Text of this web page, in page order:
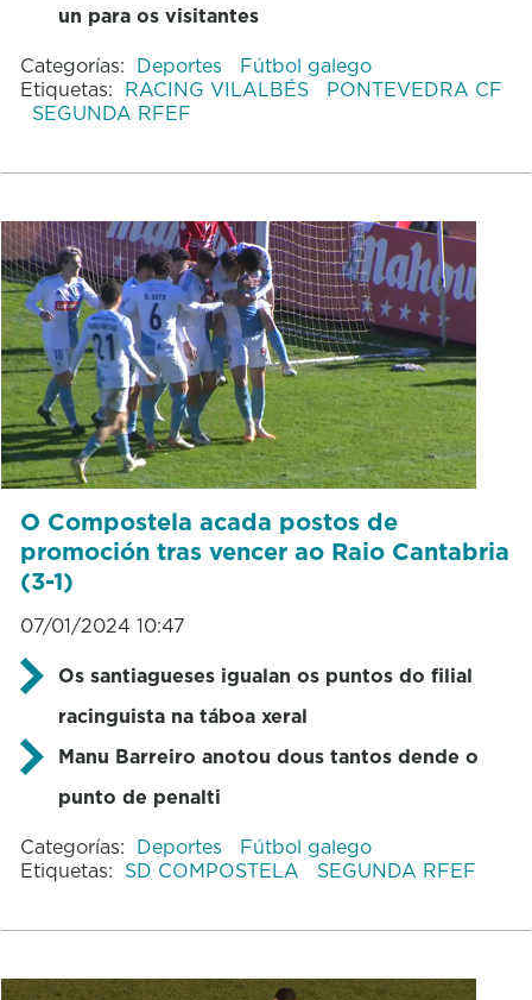
un para os visitantes
Categorías: Deportes
Fútbol galego
Etiquetas: RACING VILALBÉS
PONTEVEDRA CF
SEGUNDA RFEF
O Compostela acada postos de
promoción tras vencer ao Raio Cantabria
(3-1)
07/01/2024 10:47
Os santiagueses igualan os puntos do filial
racinguista na táboa xeral
Manu Barreiro anotou dous tantos dende o
punto de penalti
Categorías: Deportes
Fútbol galego
Etiquetas: SD COMPOSTELA SEGUNDA RFEF